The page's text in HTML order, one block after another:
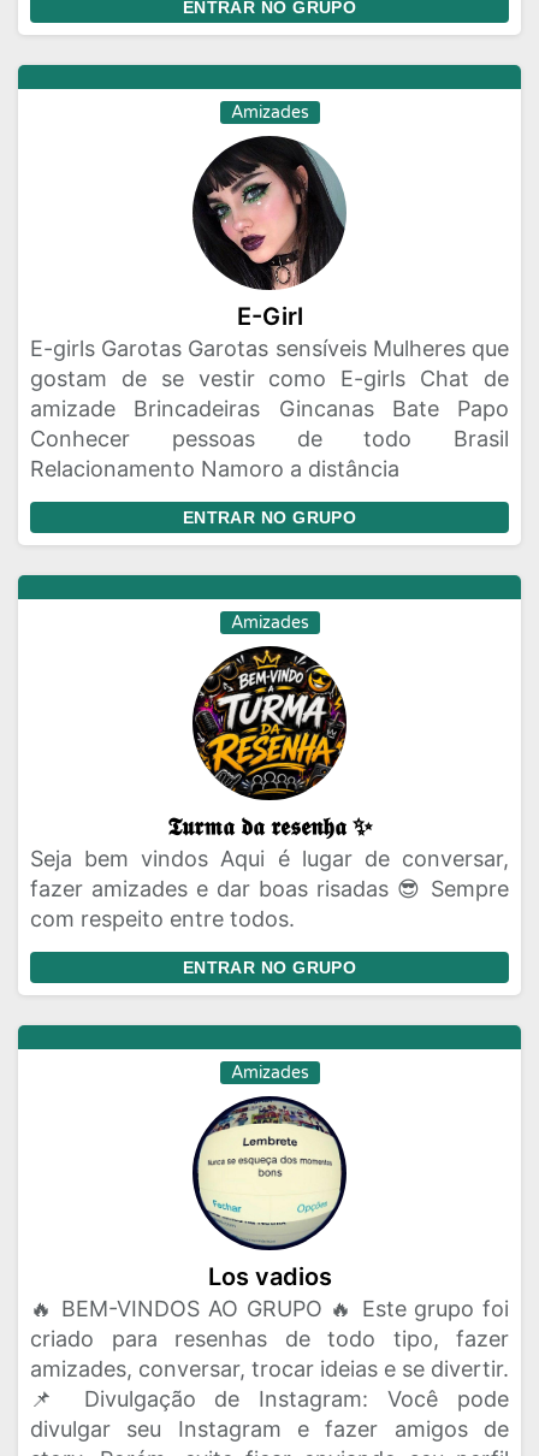
ENTRAR NO GRUPO
Amizades
E-Girl
E-girls Garotas Garotas sensíveis Mulheres que
gostam de se vestir como E-girls Chat de
amizade Brincadeiras Gincanas Bate Papo
Conhecer pessoas de todo Brasil
Relacionamento Namoro a distância
ENTRAR NO GRUPO
Amizades
𝕿𝖚𝖗𝖒𝖆 𝖉𝖆 𝖗𝖊𝖘𝖊𝖓𝖍𝖆 ✨
Seja bem vindos Aqui é lugar de conversar,
fazer amizades e dar boas risadas 😎 Sempre
com respeito entre todos.
ENTRAR NO GRUPO
Amizades
Los vadios
🔥 BEM-VINDOS AO GRUPO 🔥 Este grupo foi
criado para resenhas de todo tipo, fazer
amizades, conversar, trocar ideias e se divertir.
📌 Divulgação de Instagram: Você pode
divulgar seu Instagram e fazer amigos de